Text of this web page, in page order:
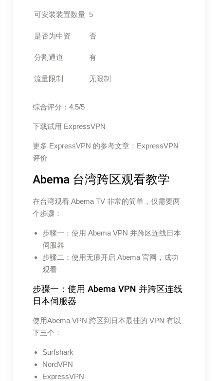
可安装装置数量 5
是否为中资 否
分割通道 有
流量限制 无限制
综合评分：4.5/5
下载试用 ExpressVPN
更多 ExpressVPN 的参考文章：ExpressVPN
评价
Abema 台湾跨区观看教学
在台湾观看 Abema TV 非常的简单，仅需要两
个步骤：
步骤一：使用 Abema VPN 并跨区连线日本
伺服器
步骤二：使用无痕开启 Abema 官网，成功
观看
步骤一：使用 Abema VPN 并跨区连线
日本伺服器
使用Abema VPN 跨区到日本最佳的 VPN 有以
下三个：
Surfshark
NordVPN
ExpressVPN